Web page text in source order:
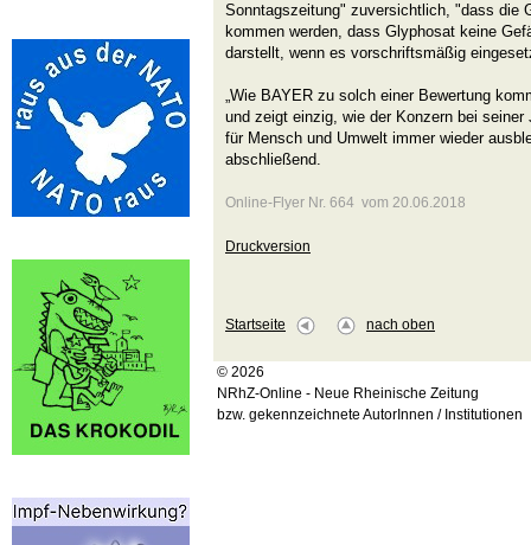
Sonntagszeitung" zuversichtlich, "dass die
kommen werden, dass Glyphosat keine
darstellt, wenn es vorschriftsmäßig
„Wie BAYER zu solch einer Bewertung
und zeigt einzig, wie der Konzern bei
für Mensch und Umwelt immer wieder
abschließend.
Online-Flyer Nr. 664 vom 20.06.2018
Druckversion
Startseite nach oben
© 2026
NRhZ-Online - Neue Rheinische Zeitung
bzw. gekennzeichnete AutorInnen / Institutionen